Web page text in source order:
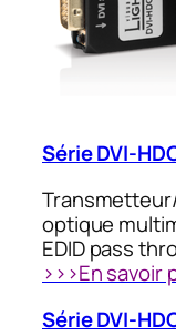
Série DVI-
optique
EDID pass
>>>En savoir
Série DVI-